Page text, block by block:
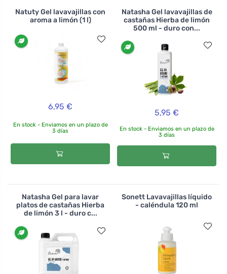
Natuty Gel lavavajillas con
aroma a limón (1 l)
6,95 €
En stock - Enviamos en un plazo de
3 días
Natasha Gel lavavajillas de
castañas Hierba de limón
500 ml - duro con...
5,95 €
En stock - Enviamos en un plazo de
3 días
Natasha Gel para lavar
platos de castañas Hierba
de limón 3 l - duro c...
Sonett Lavavajillas líquido
- caléndula 120 ml